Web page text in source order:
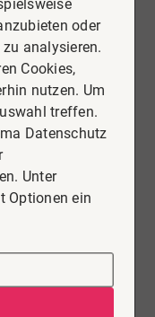
Charmantes Einfamilienhaus mit zwei Ferienwohnungen auf großzügigem Grundstück
oder
analysieren.
Cookies,
nutzen. Um
treffen.
Datenschutz
Unter
Optionen ein